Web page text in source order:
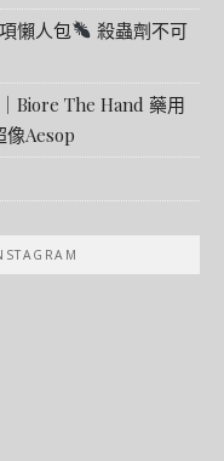
懶人包
殺蟲劑不可
Biore The Hand 藥用
像Aesop